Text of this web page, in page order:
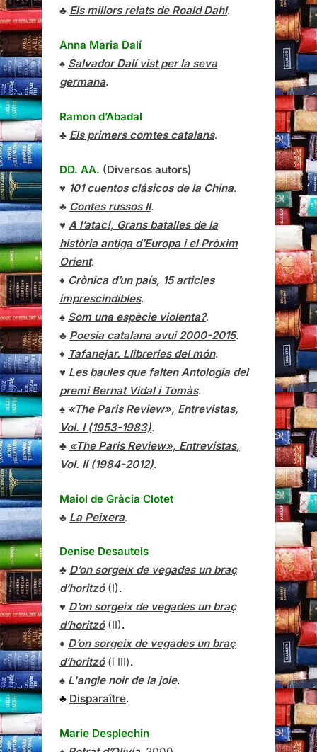
♣ Els millors relats de Roald Dahl.
Anna Maria Dalí
♠ Salvador Dalí vist per la seva
germana.
Ramon d’Abadal
♣ Els primers comtes catalans.
DD. AA. (Diversos autors)
♥ 101 cuentos clásicos de la China.
♣ Contes russos II.
♥ A l’atac!, Grans batalles de la
història antiga d’Europa i el Pròxim
Orient.
♦ Crònica d’un país, 15 articles
imprescindibles.
♠ Som una espècie violenta?.
♣ Poesia catalana avui 2000-2015.
♦ Tafanejar. Llibreries del món.
♥ Les baules que falten Antologia del
premi Bernat Vidal i Tomàs.
♠ «The Paris Review», Entrevistas,
Vol. I (1953-1983).
♣ «The Paris Review», Entrevistas,
Vol. II (1984-2012).
Maiol de Gràcia Clotet
♣ La Peixera.
Denise Desautels
♣ D’on sorgeix de vegades un braç
d’horitzó(I).
♥ D’on sorgeix de vegades un braç
d’horitzó(II).
♦ D’on sorgeix de vegades un braç
d’horitzó(i III).
♠ L'angle noir de la joie.
♣ Disparaître.
Marie Desplechin